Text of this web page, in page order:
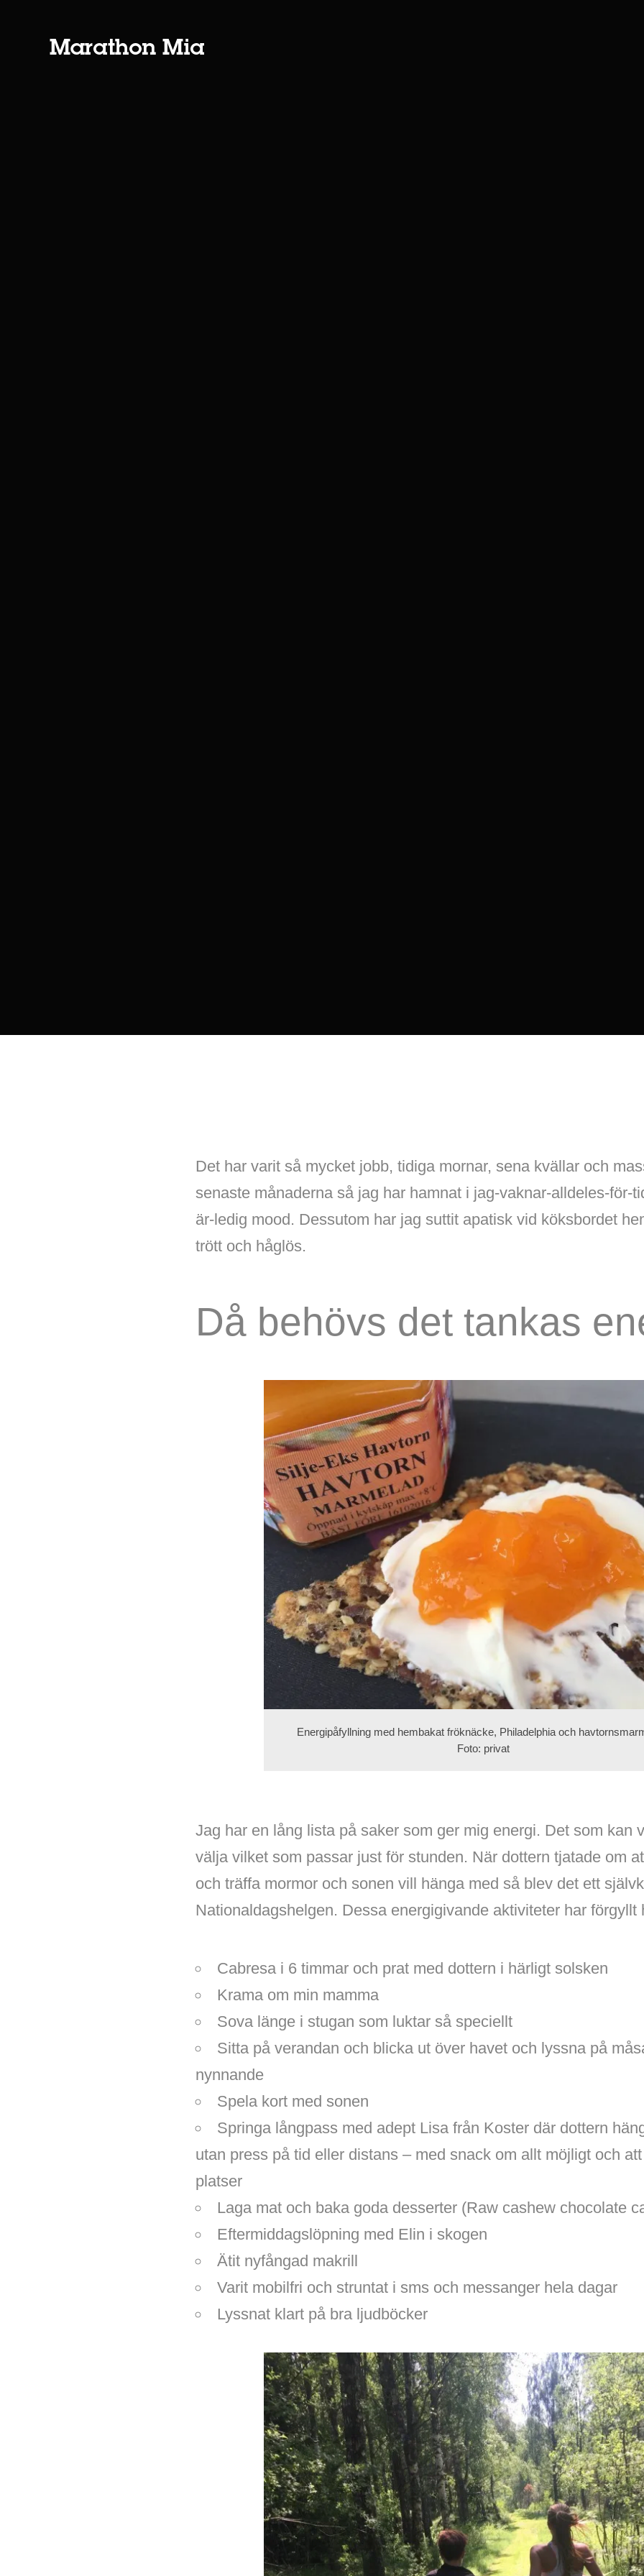
Det har varit så mycket jobb, tidiga mornar, sena kvällar och
senaste månaderna så jag har hamnat i jag-vaknar-alldeles-för-
är-ledig mood. Dessutom har jag suttit apatisk vid köksbordet
trött och håglös.
Då behövs det tankas
Energipåfyllning med hembakat fröknäcke, Philadelphia och
Foto: privat
Jag har en lång lista på saker som ger mig energi. Det som kan
välja vilket som passar just för stunden. När dottern tjatade om
och träffa mormor och sonen vill hänga med så blev det ett
Nationaldagshelgen. Dessa energigivande aktiviteter har förgyllt
Cabresa i 6 timmar och prat med dottern i härligt solsken
Krama om min mamma
Sova länge i stugan som luktar så speciellt
Sitta på verandan och blicka ut över havet och lyssna på
nynnande
Spela kort med sonen
Springa långpass med adept Lisa från Koster där dottern
utan press på tid eller distans – med snack om allt möjligt och
platser
Laga mat och baka goda desserter (Raw cashew chocolate
Eftermiddagslöpning med Elin i skogen
Ätit nyfångad makrill
Varit mobilfri och struntat i sms och messanger hela dagar
Lyssnat klart på bra ljudböcker